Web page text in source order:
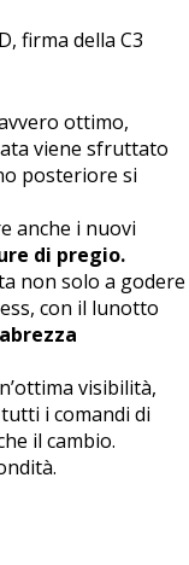
firma della C3
ottimo,
viene sfruttato
posteriore si
anche i nuovi
di pregio.
non solo a godere
con il lunotto
visibilità,
i comandi di
il cambio.